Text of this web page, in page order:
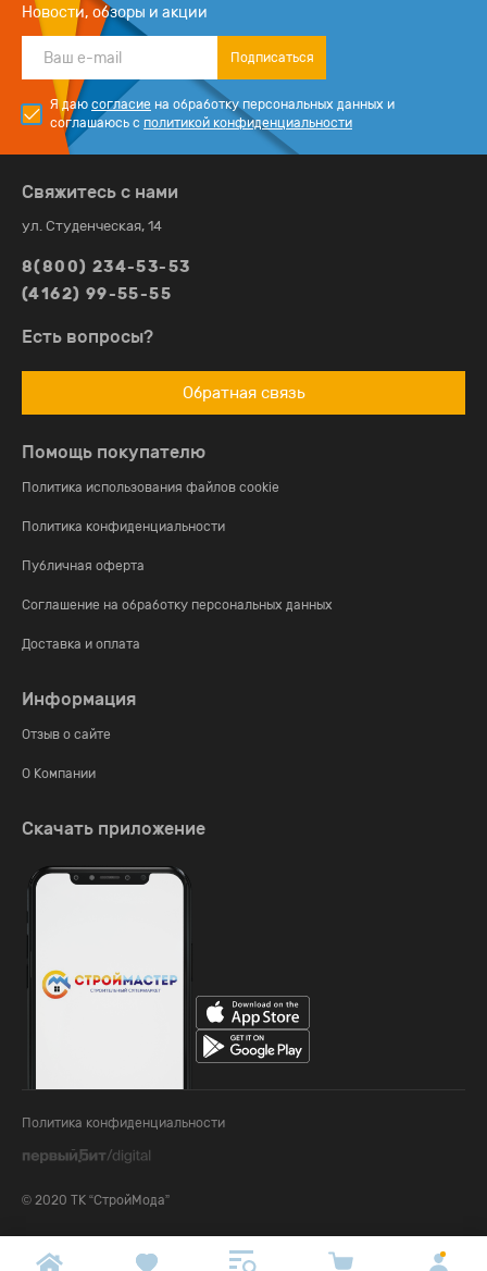
Новости, обзоры и акции
Подписаться
Я даю согласие на обработку персональных данных и
соглашаюсь с политикой конфиденциальности
Помощь покупателю
Политика использования файлов cookie
Политика конфиденциальности
Публичная оферта
Соглашение на обработку персональных данных
Доставка и оплата
Информация
Отзыв о сайте
О Компании
Свяжитесь с нами
ул. Студенческая, 14
8(800) 234-53-53
(4162) 99-55-55
Есть вопросы?
Обратная связь
Скачать приложение
© 2020 ТК “СтройМода”
Политика конфиденциальности